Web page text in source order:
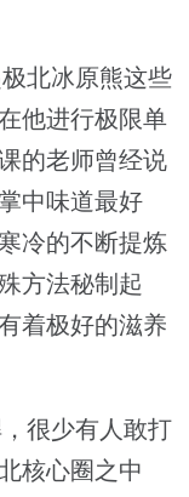
北冰原熊这些
他进行极限单
的老师曾经说
中味道最好
冷的不断提炼
方法秘制起
着极好的滋养
很少有人敢打
核心圈之中